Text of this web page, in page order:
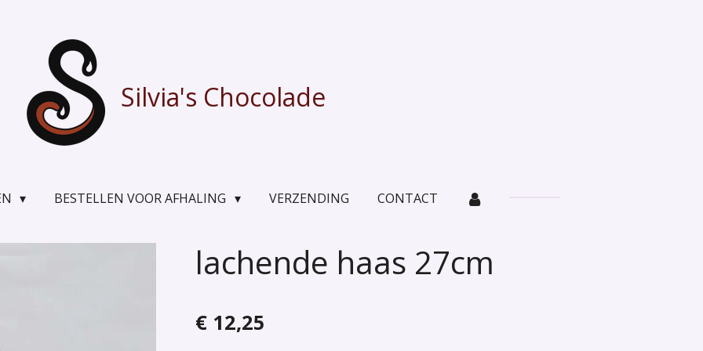
Silvia's Chocolade
BESTELLEN VOOR AFHALING VERZENDING CONTACT
lachende haas 27cm
€ 12,25